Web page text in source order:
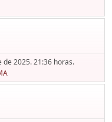
2025. 21:36 horas.